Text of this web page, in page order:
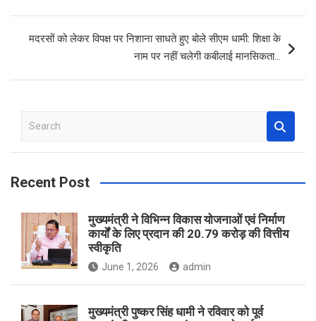
k
p
मदरसों को लेकर विपक्ष पर निशाना साधते हुए बोले सीएम धामी: शिक्षा के
नाम पर नहीं चलेगी कबीलाई मानसिकता…
a
c
Recent Post
मुख्यमंत्री ने विभिन्न विकास योजनाओं एवं निर्माण
कार्यों के लिए प्रदान की 20.79 करोड़ की वित्तीय
स्वीकृति
June 1, 2026 admin
मुख्यमंत्री पुष्कर सिंह धामी ने रविवार को पूर्व